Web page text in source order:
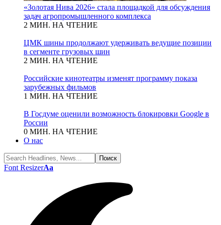
«Золотая Нива 2026» стала площадкой для обсуждения
задач агропромышленного комплекса
2 МИН. НА ЧТЕНИЕ
ЦМК шины продолжают удерживать ведущие позиции
в сегменте грузовых шин
2 МИН. НА ЧТЕНИЕ
Российские кинотеатры изменят программу показа
зарубежных фильмов
1 МИН. НА ЧТЕНИЕ
В Госдуме оценили возможность блокировки Google в
России
0 МИН. НА ЧТЕНИЕ
О нас
Font ResizerAa